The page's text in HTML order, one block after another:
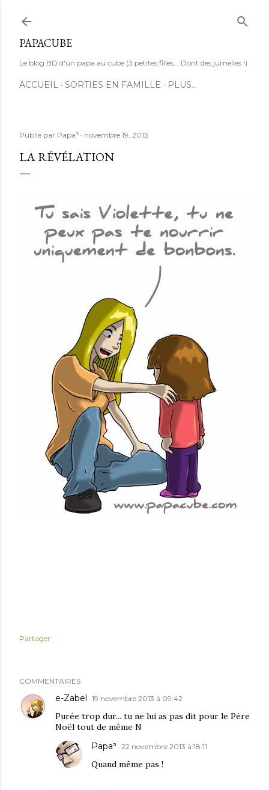
PAPACUBE
Le blog BD d'un papa au cube (3 petites filles... Dont des jumelles !)
ACCUEIL SORTIES EN FAMILLE PLUS…
Publié par Papa³ novembre 19, 2013
LA RÉVÉLATION
Partager
COMMENTAIRES
e-Zabel 19 novembre 2013 à 09:42
Purée trop dur... tu ne lui as pas dit pour le Père
Noël tout de même N
Papa³ 22 novembre 2013 à 18:11
Quand même pas !